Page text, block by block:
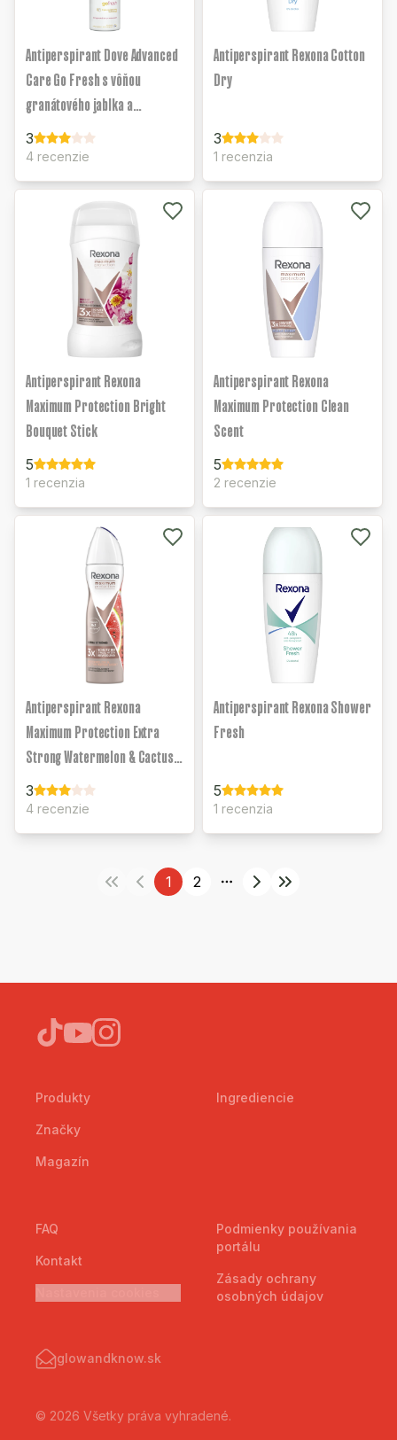
Antiperspirant Dove Advanced
Care Go Fresh s vôňou
granátového jablka a
citrónovej verbeny
3
4 recenzie
Antiperspirant Rexona Cotton
Dry
3
1 recenzia
Antiperspirant Rexona
Maximum Protection Bright
Bouquet Stick
5
1 recenzia
Antiperspirant Rexona
Maximum Protection Clean
Scent
5
2 recenzie
Antiperspirant Rexona
Maximum Protection Extra
Strong Watermelon & Cactus
Water Scent
3
4 recenzie
Antiperspirant Rexona Shower
Fresh
5
1 recenzia
1 2
More pages
Produkty
Značky
Magazín
Ingrediencie
FAQ
Kontakt
Podmienky používania
portálu
Zásady ochrany
osobných údajov
glowandknow.sk
© 2026 Všetky práva vyhradené.